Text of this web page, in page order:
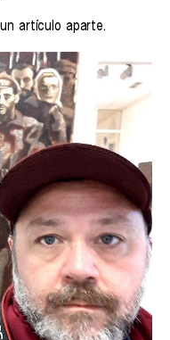
artículo aparte.